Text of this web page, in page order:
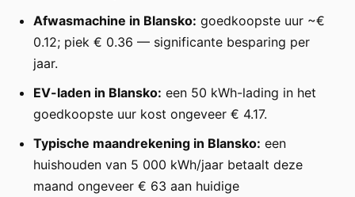
Afwasmachine in Blansko: goedkoopste uur ~€
0.12; piek € 0.36 — significante besparing per
jaar.
EV-laden in Blansko: een 50 kWh-lading in het
goedkoopste uur kost ongeveer € 4.17.
Typische maandrekening in Blansko: een
huishouden van 5 000 kWh/jaar betaalt deze
maand ongeveer € 63 aan huidige